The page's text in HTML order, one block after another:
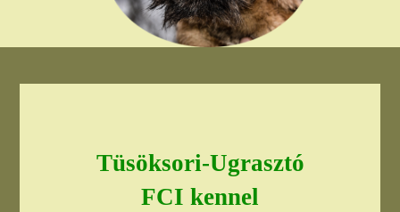
Tüsöksori-Ugrasztó
FCI kennel